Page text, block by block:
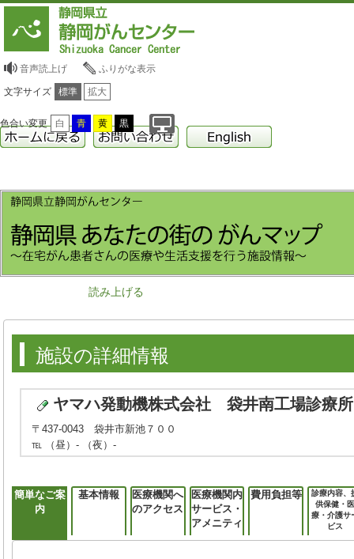
音声読上げ ふりがな表示
文字サイズ 標準 拡大
色合い変更 白 青 黄 黒
読み上げる
施設の詳細情報
ヤマハ発動機株式会社 袋井南工場診療所
〒437-0043 袋井市新池７００
℡ （昼）- （夜）-
簡単なご案
内
基本情報
医療機関へ
のアクセス
医療機関内
サービス・
アメニティ
費用負担等
診療内容、
供保健・
療・介護サ
ビス